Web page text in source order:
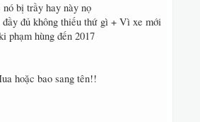
nó bị trầy hay này nọ
đủ không thiếu thứ gì + Vì xe mới
phạm hùng đến 2017
hoặc bao sang tên!!